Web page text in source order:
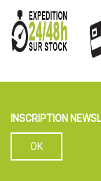
INSCRIPTION